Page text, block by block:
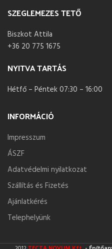
SZEGLEMEZES TETŐ
Biszkot Attila
+36 20 775 1675
NYITVA TARTÁS
Hétfő – Péntek 07:30 – 16:00
INFORMÁCIÓ
Impresszum
ÁSZF
Adatvédelmi nyilatkozat
Szállítás és Fizetés
Ajánlatkérés
Telephelyünk